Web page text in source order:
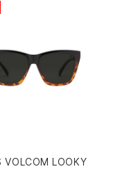
VOLCOM LOOKY